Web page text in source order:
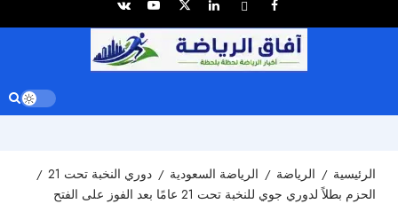
الرئيسية الرياضة الرياضة السعودية
دوري النخبة تحت 21
الحزم بطلاً لدوري جوي للنخبة تحت 21 عامًا بعد الفوز على الفتح